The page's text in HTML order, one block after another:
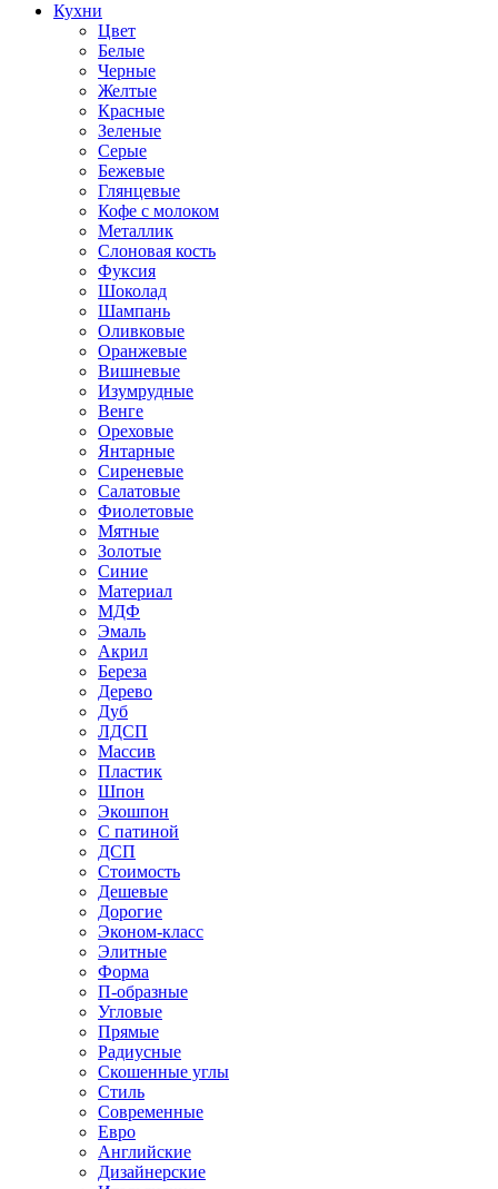
Кухни
Цвет
Белые
Черные
Желтые
Красные
Зеленые
Серые
Бежевые
Глянцевые
Кофе с молоком
Металлик
Слоновая кость
Фуксия
Шоколад
Шампань
Оливковые
Оранжевые
Вишневые
Изумрудные
Венге
Ореховые
Янтарные
Сиреневые
Салатовые
Фиолетовые
Мятные
Золотые
Синие
Материал
МДФ
Эмаль
Акрил
Береза
Дерево
Дуб
ЛДСП
Массив
Пластик
Шпон
Экошпон
С патиной
ДСП
Стоимость
Дешевые
Дорогие
Эконом-класс
Элитные
Форма
П-образные
Угловые
Прямые
Радиусные
Скошенные углы
Стиль
Современные
Евро
Английские
Дизайнерские